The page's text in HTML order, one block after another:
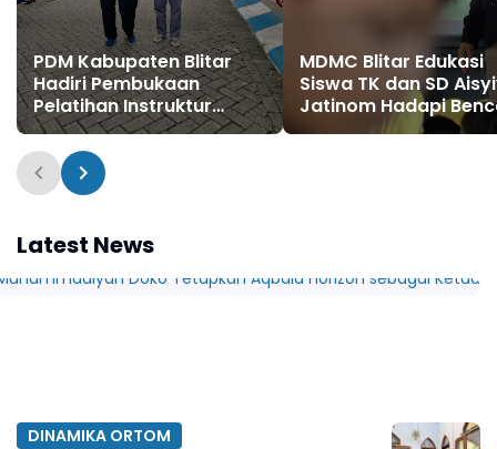
PDM Kabupaten Blitar
Hadiri Pembukaan
Pelatihan Instruktur
MPKSDI PWM Jawa Timur
di UMPO
MDMC Blitar Edukasi
Siswa TK dan SD
Jatinom Hadapi
Kebakaran
Latest News
DINAMIKA ORTOM